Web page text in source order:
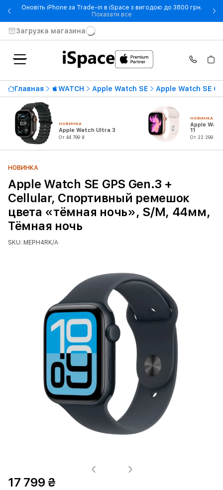
Оновіть iPhone за Trade-in в iSpace з вигодою до 3800 грн.
Показати все- Оновіть iPhone за Trade-in
Загрузка магазина
Главная WATCH Apple Watch SE Apple Watch SE
НОВИНКА
Apple Watch Ultra 3
От 44 799 ₴
НОВИНКА
Apple
11
От 22 299 ₴
НОВИНКА
Apple Watch SE GPS Gen.3 +
Cellular, Спортивный ремешок
цвета «тёмная ночь», S/M, 44мм,
Тёмная ночь
SKU: MEPH4RK/A
17 799 ₴